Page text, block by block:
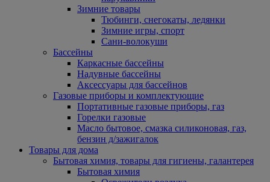
Зимние товары
Тюбинги, снегокаты, ледянки
Зимние игры, спорт
Сани-волокуши
Бассейны
Каркасные бассейны
Надувные бассейны
Аксессуары для бассейнов
Газовые приборы и комплектующие
Портативные газовые приборы, газ
Горелки газовые
Масло бытовое, смазка силиконовая, газ,
бензин д/зажигалок
Товары для дома
Бытовая химия, товары для гигиены, галантерея
Бытовая химия